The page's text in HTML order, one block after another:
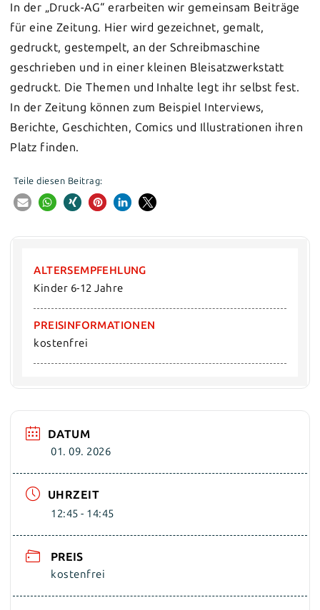
In der „Druck-AG“ erarbeiten wir gemeinsam Beiträge
für eine Zeitung. Hier wird gezeichnet, gemalt,
gedruckt, gestempelt, an der Schreibmaschine
geschrieben und in einer kleinen Bleisatzwerkstatt
gedruckt. Die Themen und Inhalte legt ihr selbst fest.
In der Zeitung können zum Beispiel Interviews,
Berichte, Geschichten, Comics und Illustrationen ihren
Platz finden.
Teile diesen Beitrag:
ALTERSEMPFEHLUNG
Kinder 6-12 Jahre
PREISINFORMATIONEN
kostenfrei
DATUM
01. 09. 2026
UHRZEIT
12:45 - 14:45
PREIS
kostenfrei